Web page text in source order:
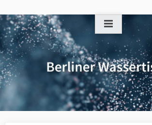
to
content